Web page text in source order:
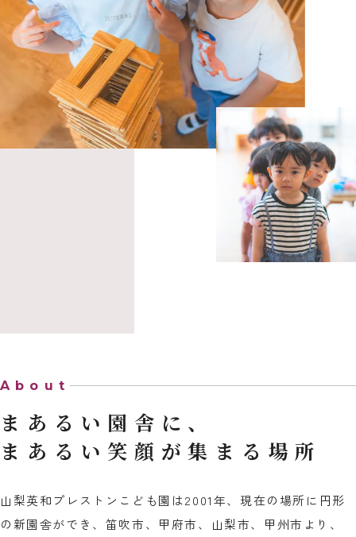
About
まあるい園舎に、
まあるい笑顔が集まる場所
山梨英和プレストンこども園は2001年、現在の場所に円形
の新園舎ができ、笛吹市、甲府市、山梨市、甲州市より、